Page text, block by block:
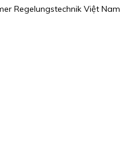
Regelungstechnik Việt Nam